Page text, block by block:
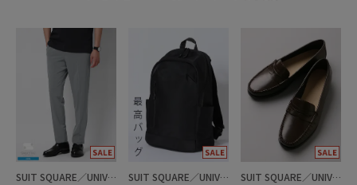
SUIT SQUARE／UNIVERSAL LANGUAGE
SUIT SQUARE／UNIVERSAL LANGUAGE
SUIT SQUARE／UNIVERSAL LANGUAGE